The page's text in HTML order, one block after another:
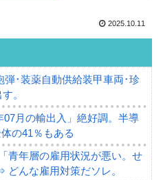
2025.10.11
弾･装薬自動供給装甲車両･珍
。
07月の輸出入」絶好調。半導
の41％もある
青年層の雇用状況が悪い。せ
んな雇用対策だソレ。